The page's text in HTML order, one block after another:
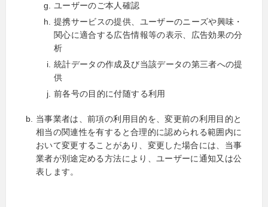
ユーザーのご本人確認
提携サービスの提供、ユーザーのニーズや興味・
関心に適合する広告情報等の表示、広告効果の分
析
統計データの作成及び当該データの第三者への提
供
前各号の目的に付随する利用
当事業者は、前項の利用目的を、変更前の利用目的と
相当の関連性を有すると合理的に認められる範囲内に
おいて変更することがあり、変更した場合には、当事
業者が別途定める方法により、ユーザーに通知又は公
表します。